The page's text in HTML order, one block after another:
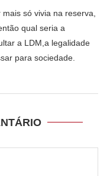
só vivia na reserva,
qual seria a
a LDM,a legalidade
para sociedade.